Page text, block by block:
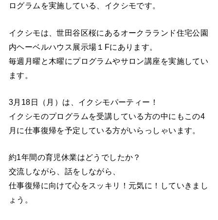
ログラムを実施している、イクシモです。
イクシモは、世田谷区桜にあるオークラランド住宅公園
内ヘーベルハウス展示場１Fにあります。
毎週月曜と木曜にプログラムやサロン講座を実施してい
ます。
3月18日（月）は、イクシモパーティー！
イクシモのプログラムを受講している方の中にもこの4
月に仕事復帰を予定している方がいらっしゃいます。
約1年間の育児休業はどうでしたか？
交流しながら、話をしながら、
仕事復帰に向けて心をスッキリ！元気に！していきまし
ょう。